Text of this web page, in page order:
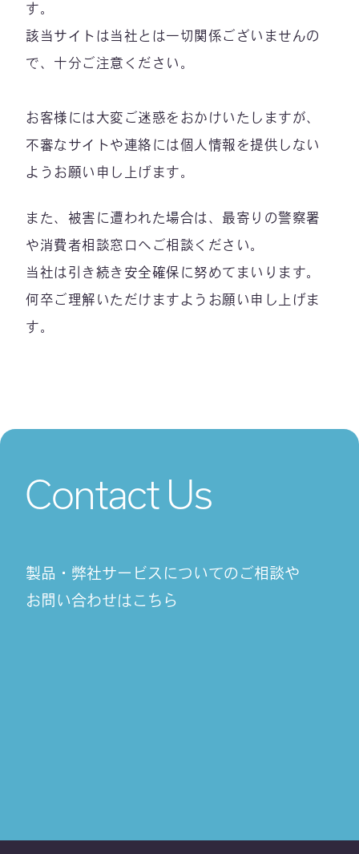
す。
該当サイトは当社とは一切関係ございませんの
で、十分ご注意ください。
お客様には大変ご迷惑をおかけいたしますが、
不審なサイトや連絡には個人情報を提供しない
ようお願い申し上げます。
また、被害に遭われた場合は、最寄りの警察署
や消費者相談窓口へご相談ください。
当社は引き続き安全確保に努めてまいります。
何卒ご理解いただけますようお願い申し上げま
す。
Contact Us
製品・弊社サービスについてのご相談や
お問い合わせはこちら